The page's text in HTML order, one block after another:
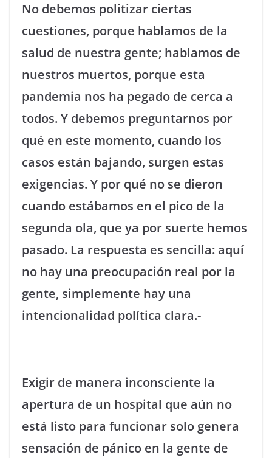
No debemos politizar ciertas
cuestiones, porque hablamos de la
salud de nuestra gente; hablamos de
nuestros muertos, porque esta
pandemia nos ha pegado de cerca a
todos. Y debemos preguntarnos por
qué en este momento, cuando los
casos están bajando, surgen estas
exigencias. Y por qué no se dieron
cuando estábamos en el pico de la
segunda ola, que ya por suerte hemos
pasado. La respuesta es sencilla: aquí
no hay una preocupación real por la
gente, simplemente hay una
intencionalidad política clara.-
Exigir de manera inconsciente la
apertura de un hospital que aún no
está listo para funcionar solo genera
sensación de pánico en la gente de